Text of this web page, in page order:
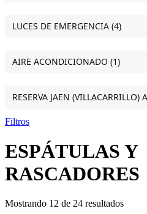
LUCES DE EMERGENCIA (4)
AIRE ACONDICIONADO (1)
Filtros
ESPÁTULAS Y
RASCADORES
Mostrando 12 de 24 resultados